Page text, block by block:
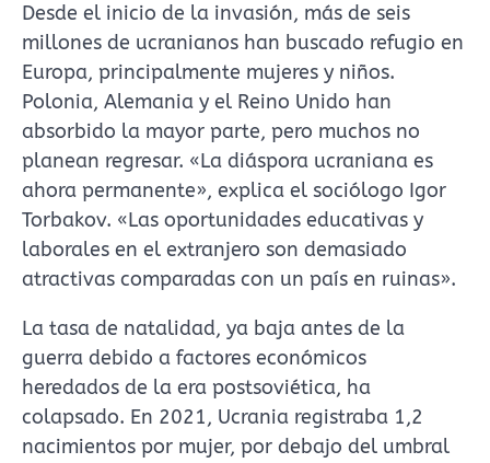
Desde el inicio de la invasión, más de seis
millones de ucranianos han buscado refugio en
Europa, principalmente mujeres y niños.
Polonia, Alemania y el Reino Unido han
absorbido la mayor parte, pero muchos no
planean regresar. «La diáspora ucraniana es
ahora permanente», explica el sociólogo Igor
Torbakov. «Las oportunidades educativas y
laborales en el extranjero son demasiado
atractivas comparadas con un país en ruinas».
La tasa de natalidad, ya baja antes de la
guerra debido a factores económicos
heredados de la era postsoviética, ha
colapsado. En 2021, Ucrania registraba 1,2
nacimientos por mujer, por debajo del umbral